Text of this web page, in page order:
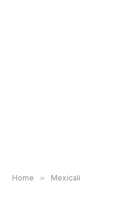
Home » Mexicali